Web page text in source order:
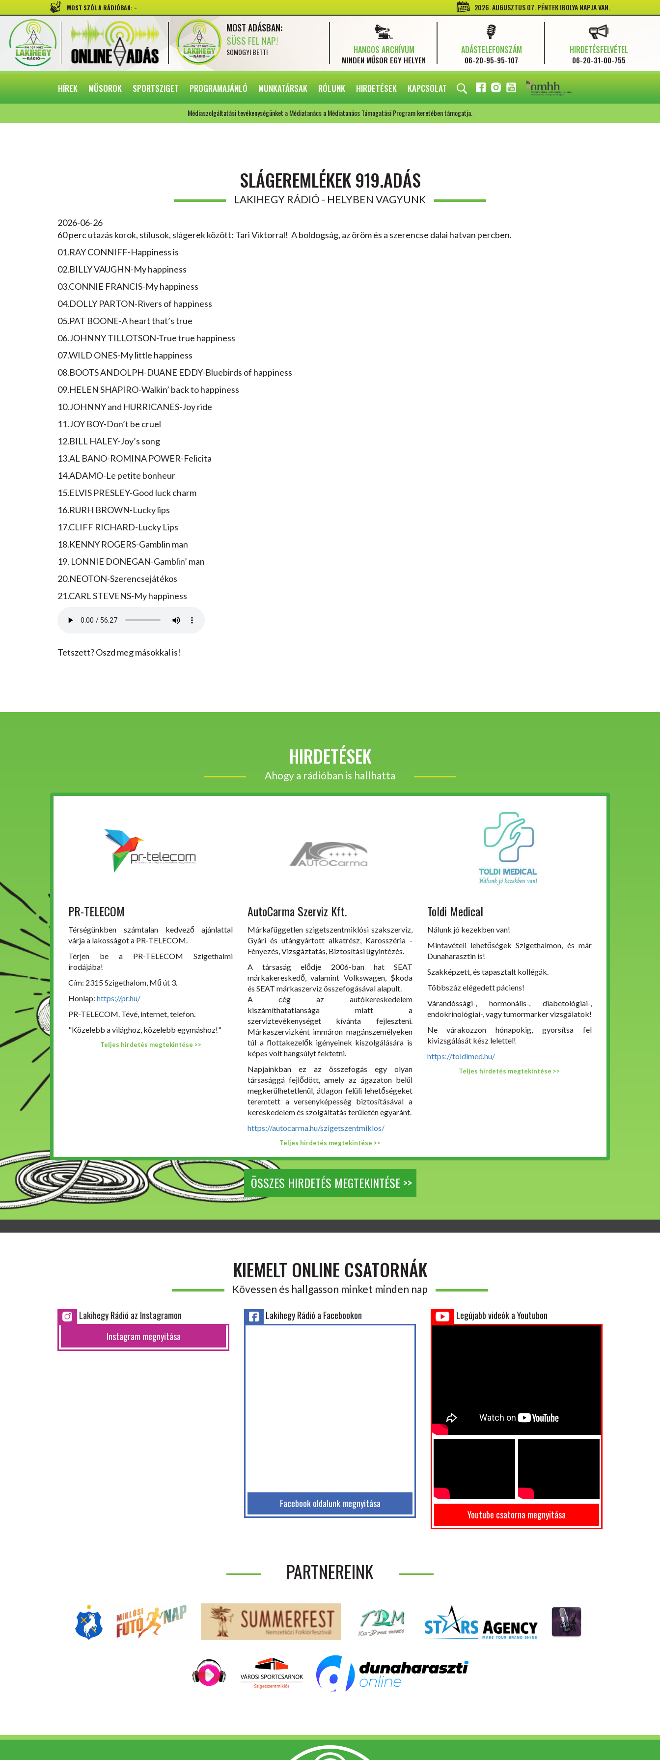
MOST SZÓL A RÁDIÓBAN: - 2026. AUGUSZTUS 07. PÉNTEK IBOLYA NAPJA VAN.
MOST ADÁSBAN:
SÜSS FEL NAP!
SOMOGYI BETTI HANGOS ARCHÍVUM
MINDEN MŰSOR EGY HELYEN
ADÁSTELEFONSZÁM
06-20-95-95-107
HIRDETÉSFELVÉTEL
06-20-31-00-755
HÍREK MŰSOROK SPORTSZIGET PROGRAMAJÁNLÓ MUNKATÁRSAK RÓLUNK HIRDETÉSEK KAPCSOLAT FACEBOOK
INSTAGRAM
YOUTUBE
Médiaszolgáltatási tevékenységünket a Médiatanács a Médiatanács Támogatási Program keretében támogatja.
SLÁGEREMLÉKEK 919.ADÁS
LAKIHEGY RÁDIÓ - HELYBEN VAGYUNK
2026-06-26
60 perc utazás korok, stílusok, slágerek között: Tari Viktorral! A boldogság, az öröm és a szerencse dalai hatvan percben.
01.RAY CONNIFF-Happiness is
02.BILLY VAUGHN-My happiness
03.CONNIE FRANCIS-My happiness
04.DOLLY PARTON-Rivers of happiness
05.PAT BOONE-A heart that’s true
06.JOHNNY TILLOTSON-True true happiness
07.WILD ONES-My little happiness
08.BOOTS ANDOLPH-DUANE EDDY-Bluebirds of happiness
09.HELEN SHAPIRO-Walkin’ back to happiness
10.JOHNNY and HURRICANES-Joy ride
11.JOY BOY-Don’t be cruel
12.BILL HALEY-Joy’s song
13.AL BANO-ROMINA POWER-Felicita
14.ADAMO-Le petite bonheur
15.ELVIS PRESLEY-Good luck charm
16.RURH BROWN-Lucky lips
17.CLIFF RICHARD-Lucky Lips
18.KENNY ROGERS-Gamblin man
19. LONNIE DONEGAN-Gamblin’ man
20.NEOTON-Szerencsejátékos
21.CARL STEVENS-My happiness
Tetszett? Oszd meg másokkal is!
HIRDETÉSEK
Ahogy a rádióban is hallhatta
PR-TELECOM
Térségünkben számtalan kedvező ajánlattal
várja a lakosságot a PR-TELECOM.
Térjen be a PR-TELECOM Szigethalmi
irodájába!
Cím: 2315 Szigethalom, Mű út 3.
Honlap: https://pr.hu/
PR-TELECOM. Tévé, internet, telefon.
"Közelebb a világhoz, közelebb egymáshoz!"
Teljes hirdetés megtekintése >>
AutoCarma Szerviz Kft.
Márkafüggetlen szigetszentmiklósi szakszerviz,
Gyári és utángyártott alkatrész, Karosszéria -
Fényezés, Vizsgáztatás, Biztosítási ügyintézés.
A társaság elődje 2006-ban hat SEAT
márkakereskedő, valamint Volkswagen, $koda
és SEAT márkaszerviz összefogásával alapult.
A cég az autókereskedelem
kiszámíthatatlansága miatt a
szerviztevékenységet kívánta fejleszteni.
Márkaszervizként immáron magánszemélyeken
túl a flottakezelők igényeinek kiszolgálására is
képes volt hangsúlyt fektetni.
Napjainkban ez az összefogás egy olyan
társasággá fejlődött, amely az ágazaton belül
megkerülhetetlenül, átlagon felüli lehetőségeket
teremtett a versenyképesség biztosításával a
kereskedelem és szolgáltatás területén egyaránt.
https://autocarma.hu/szigetszentmiklos/
Teljes hirdetés megtekintése >>
Toldi Medical
Nálunk jó kezekben van!
Mintavételi lehetőségek Szigethalmon, és már
Dunaharasztin is!
Szakképzett, és tapasztalt kollégák.
Többszáz elégedett páciens!
Várandóssági-, hormonális-, diabetológiai-,
endokrinológiai-, vagy tumormarker vizsgálatok!
Ne várakozzon hónapokig, gyorsítsa fel
kivizsgálását kész lelettel!
https://toldimed.hu/
Teljes hirdetés megtekintése >>
ÖSSZES HIRDETÉS MEGTEKINTÉSE >>
KIEMELT ONLINE CSATORNÁK
Kövessen és hallgasson minket minden nap
Lakihegy Rádió az Instagramon
Instagram megnyitása
Lakihegy Rádió a Facebookon
Facebook oldalunk megnyitása
Legújabb videók a Youtubon
Youtube csatorna megnyitása
PARTNEREINK